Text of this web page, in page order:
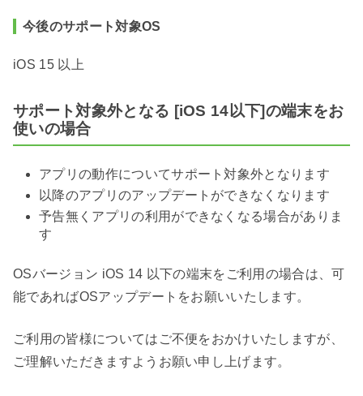
今後のサポート対象OS
iOS 15 以上
サポート対象外となる [iOS 14以下]の端末をお
使いの場合
アプリの動作についてサポート対象外となります
以降のアプリのアップデートができなくなります
予告無くアプリの利用ができなくなる場合がありま
す
OSバージョン iOS 14 以下の端末をご利用の場合は、可
能であればOSアップデートをお願いいたします。
ご利用の皆様についてはご不便をおかけいたしますが、
ご理解いただきますようお願い申し上げます。